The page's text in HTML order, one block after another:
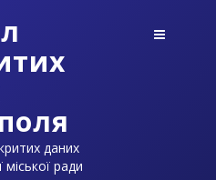
даних
міської ради